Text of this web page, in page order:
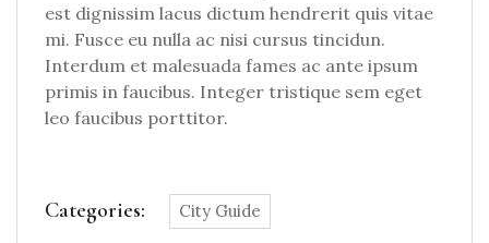
est dignissim lacus dictum hendrerit quis vitae
mi. Fusce eu nulla ac nisi cursus tincidun.
Interdum et malesuada fames ac ante ipsum
primis in faucibus. Integer tristique sem eget
leo faucibus porttitor.
Categories: City Guide